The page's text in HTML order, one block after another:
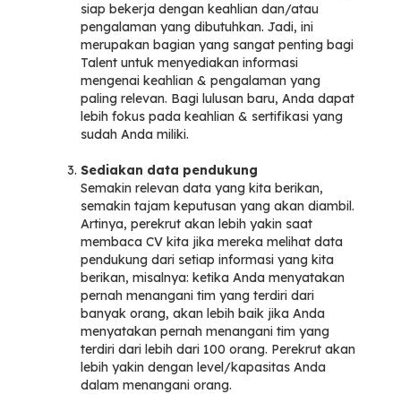
siap bekerja dengan keahlian dan/atau
pengalaman yang dibutuhkan. Jadi, ini
merupakan bagian yang sangat penting bagi
Talent untuk menyediakan informasi
mengenai keahlian & pengalaman yang
paling relevan. Bagi lulusan baru, Anda dapat
lebih fokus pada keahlian & sertifikasi yang
sudah Anda miliki.
Sediakan data pendukung
Semakin relevan data yang kita berikan,
semakin tajam keputusan yang akan diambil.
Artinya, perekrut akan lebih yakin saat
membaca CV kita jika mereka melihat data
pendukung dari setiap informasi yang kita
berikan, misalnya: ketika Anda menyatakan
pernah menangani tim yang terdiri dari
banyak orang, akan lebih baik jika Anda
menyatakan pernah menangani tim yang
terdiri dari lebih dari 100 orang. Perekrut akan
lebih yakin dengan level/kapasitas Anda
dalam menangani orang.